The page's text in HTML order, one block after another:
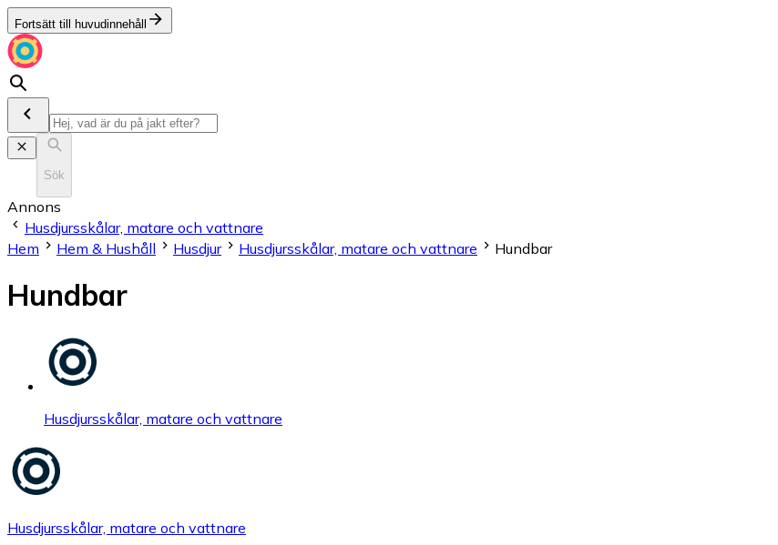
Fortsätt till huvudinnehåll
Sök
Annons
Husdjursskålar, matare och vattnare
Hem
Hem & Hushåll Husdjur Husdjursskålar, matare och vattnare Hundbar
Hundbar
Husdjursskålar, matare och vattnare
Husdjursskålar, matare och vattnare